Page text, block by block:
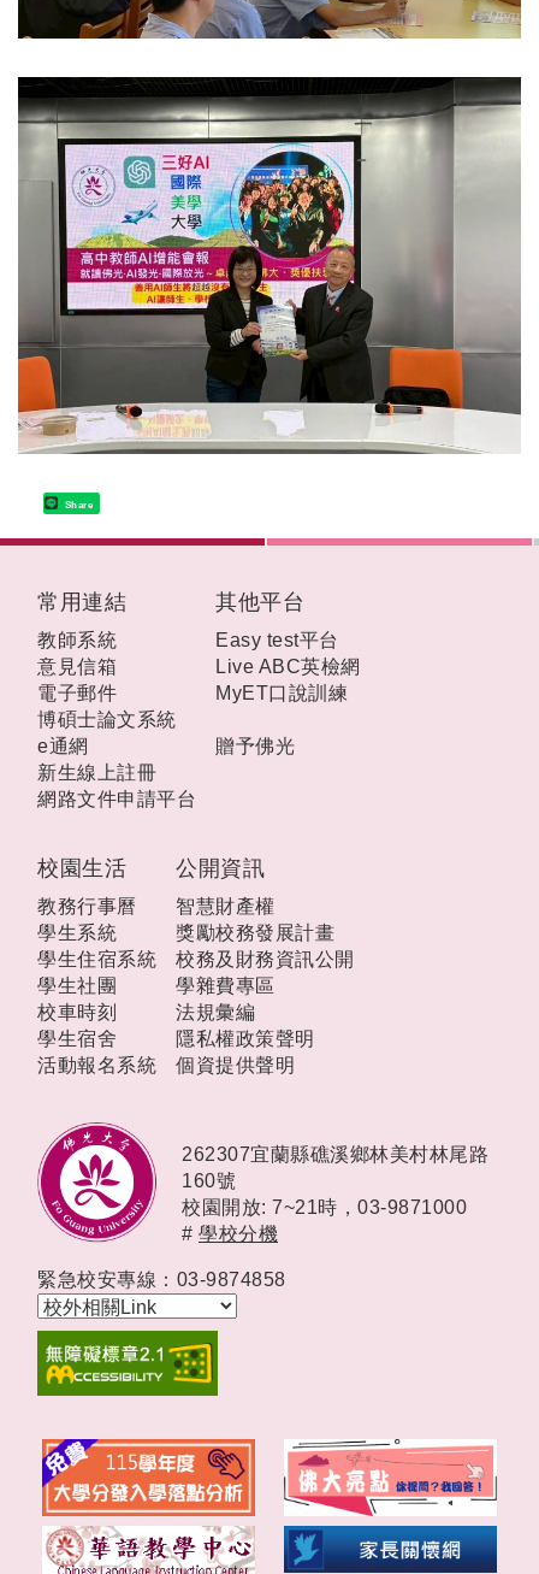
Share
校園生活
教務行事曆
學生系統
學生住宿系統
學生社團
校車時刻
學生宿舍
活動報名系統
公開資訊
智慧財產權
獎勵校務發展計畫
校務及財務資訊公開
學雜費專區
法規彙編
隱私權政策聲明
個資提供聲明
常用連結
教師系統
意見信箱
電子郵件
博碩士論文系統
e通網
新生線上註冊
網路文件申請平台
其他平台
Easy test平台
Live ABC英檢網
MyET口說訓練
贈予佛光
262307宜蘭縣礁溪鄉林美村林尾路
160號
校園開放: 7~21時， 03-9871000
# 學校分機
緊急校安專線：03-9874858